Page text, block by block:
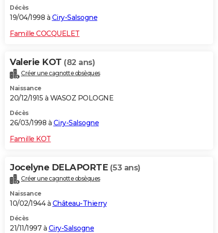
Décès
19/04/1998 à Ciry-Salsogne
Famille COCQUELET
Valerie KOT (82 ans)
Créer une cagnotte obsèques
Naissance
20/12/1915 à WASOZ POLOGNE
Décès
26/03/1998 à Ciry-Salsogne
Famille KOT
Jocelyne DELAPORTE (53 ans)
Créer une cagnotte obsèques
Naissance
10/02/1944 à Château-Thierry
Décès
21/11/1997 à Ciry-Salsogne